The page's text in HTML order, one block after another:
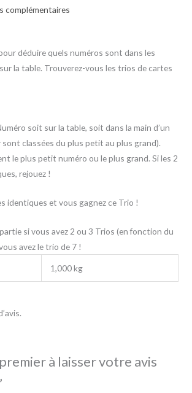
complémentaires
déduire quels numéros sont dans les
la table. Trouverez-vous les trios de cartes
soit sur la table, soit dans la main d’un
sont classées du plus petit au plus grand).
le plus petit numéro ou le plus grand. Si les 2
rejouez !
identiques et vous gagnez ce Trio !
si vous avez 2 ou 3 Trios (en fonction du
avez le trio de 7 !
1,000 kg
à laisser votre avis